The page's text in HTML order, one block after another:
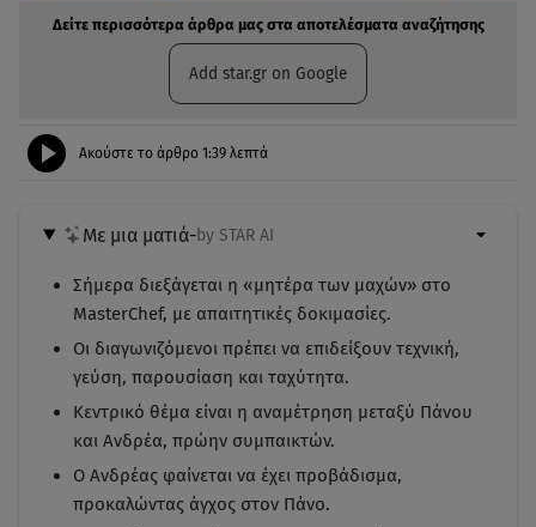
Δείτε περισσότερα άρθρα μας στα αποτελέσματα αναζήτησης
Add star.gr on Google
Ακούστε το άρθρο 1:39 λεπτά
Με μια ματιά-by STAR AI
Σήμερα διεξάγεται η «μητέρα των μαχών» στο
MasterChef, με απαιτητικές δοκιμασίες.
Οι διαγωνιζόμενοι πρέπει να επιδείξουν τεχνική,
γεύση, παρουσίαση και ταχύτητα.
Κεντρικό θέμα είναι η αναμέτρηση μεταξύ Πάνου
και Ανδρέα, πρώην συμπαικτών.
Ο Ανδρέας φαίνεται να έχει προβάδισμα,
προκαλώντας άγχος στον Πάνο.